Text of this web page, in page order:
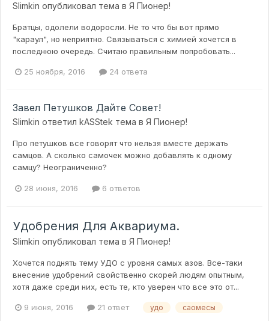
Slimkin опубликовал тема в Я Пионер!
Братцы, одолели водоросли. Не то что бы вот прямо
"караул", но неприятно. Связываться с химией хочется в
последнюю очередь. Считаю правильным попробовать...
25 ноября, 2016 24 ответа
Завел Петушков Дайте Совет!
Slimkin ответил kASStek тема в Я Пионер!
Про петушков все говорят что нельзя вместе держать
самцов. А сколько самочек можно добавлять к одному
самцу? Неограниченно?
28 июня, 2016 6 ответов
Удобрения Для Аквариума.
Slimkin опубликовал тема в Я Пионер!
Хочется поднять тему УДО с уровня самых азов. Все-таки
внесение удобрений свойственно скорей людям опытным,
хотя даже среди них, есть те, кто уверен что все это от...
9 июня, 2016 21 ответ удо саомесы